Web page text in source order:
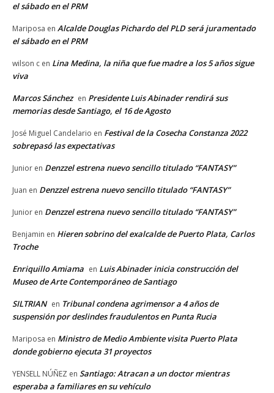
el sábado en el PRM
Mariposa en Alcalde Douglas Pichardo del PLD será juramentado
el sábado en el PRM
wilson c en Lina Medina, la niña que fue madre a los 5 años sigue
viva
Marcos Sánchez en Presidente Luis Abinader rendirá sus
memorias desde Santiago, el 16 de Agosto
José Miguel Candelario en Festival de la Cosecha Constanza 2022
sobrepasó las expectativas
Junior en Denzzel estrena nuevo sencillo titulado “FANTASY”
Juan en Denzzel estrena nuevo sencillo titulado “FANTASY”
Junior en Denzzel estrena nuevo sencillo titulado “FANTASY”
Benjamin en Hieren sobrino del exalcalde de Puerto Plata, Carlos
Troche
Enriquillo Amiama en Luis Abinader inicia construcción del
Museo de Arte Contemporáneo de Santiago
SILTRIAN en Tribunal condena agrimensor a 4 años de
suspensión por deslindes fraudulentos en Punta Rucia
Mariposa en Ministro de Medio Ambiente visita Puerto Plata
donde gobierno ejecuta 31 proyectos
YENSELL NÚÑEZ en Santiago: Atracan a un doctor mientras
esperaba a familiares en su vehículo